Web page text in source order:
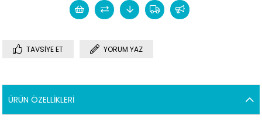
TAVSIYE ET YORUM YAZ
ÜRÜN ÖZELLIKLERI